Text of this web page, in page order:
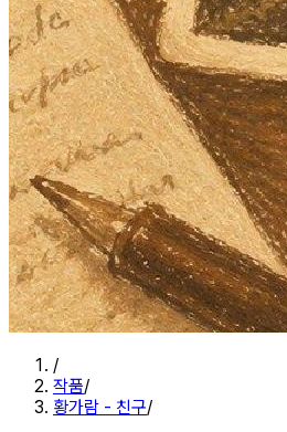
/
작품/
황가람 - 친구/